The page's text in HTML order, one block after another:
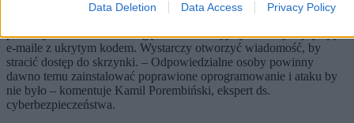
Data Deletion Data Access Privacy Policy
przed cyberatakami na usługę Zimbra. Rosyjscy hakerzy wysyłają
e-maile z ukrytym kodem. Wystarczy otworzyć wiadomość, by
stracić dostęp do skrzynki. – Odpowiedzialne osoby powinny
dawno temu zainstalować poprawione oprogramowanie i ataku by
nie było – komentuje Kamil Porembiński, ekspert ds.
cyberbezpieczeństwa.